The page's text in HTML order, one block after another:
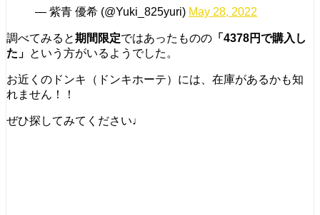
— 紫青 優希 (@Yuki_825yuri) May 28, 2022
調べてみると期間限定ではあったものの 「4378円で購入し
た」 という方がいるようでした。
お近くのドンキ（ドンキホーテ）には、在庫があるかも知
れません！！
ぜひ探してみてください♩